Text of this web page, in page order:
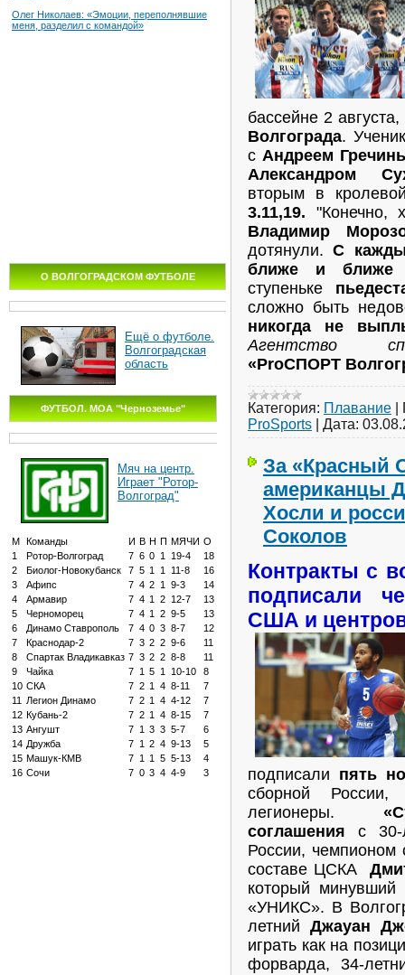
Олег Николаев: «Эмоции, переполнявшие
меня, разделил с командой»
О ВОЛГОГРАДСКОМ ФУТБОЛЕ
Ещё о футболе.
Волгоградская
область
ФУТБОЛ. МОА "Черноземье"
Мяч на центр.
Играет "Ротор-
Волгоград"
М Команды И В Н П МЯЧИ О
1
Ротор-Волгоград 7 6 0 1 19-4
18
2
Биолог-Новокубанск 7 5 1 1 11-8
16
3
Афипс 7 4 2 1 9-3
14
4
Армавир 7 4 1 2 12-7
13
5
Черноморец 7 4 1 2 9-5
13
6
Динамо Ставрополь 7 4 0 3 8-7
12
7
Краснодар-2 7 3 2 2 9-6
11
8
Спартак Владикавказ 7 3 2 2 8-8
11
9
Чайка 7 1 5 1 10-10
8
10 СКА 7 2 1 4 8-11
7
11
Легион Динамо 7 2 1 4 4-12
7
12 Кубань-2 7 2 1 4 8-15
7
13 Ангушт 7 1 3 3 5-7
6
14 Дружба 7 1 2 4 9-13
5
15 Машук-КМВ 7 1 1 5 5-13
4
16 Сочи 7 0 3 4 4-9 3
бассейне 2
Волгограда.
с Андреем
Александром
вторым в
3.11,19. "Конечно,
Владимир
дотянули.С
ближе и ближе
ступеньке
сложно быть
никогда не
Агентство
«ProСПОРТ
Категория: Плавание
ProSports
Дата:
За «Красный
американцы
Хосли и
Соколов
Контракты с
подписали
США и
подписали пять
сборной
легионеры.
соглашения с 30-
России,
составе ЦСКА
который минувший
«УНИКС». В
летний Джауан
играть как на
форварда, 34-